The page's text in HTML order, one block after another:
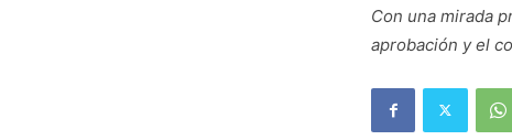
Con una mirada
aprobación y el